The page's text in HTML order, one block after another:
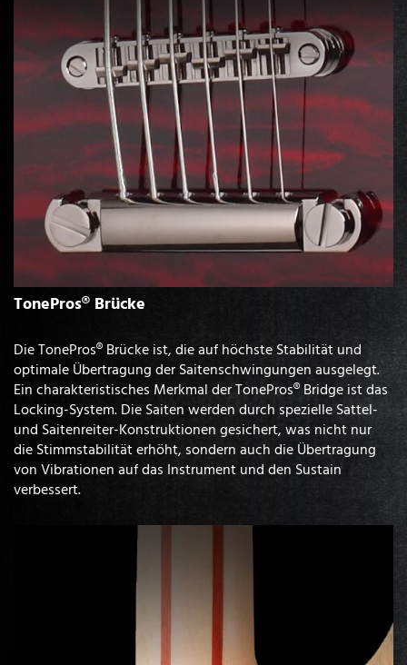
TonePros® Brücke
Die TonePros® Brücke ist, die auf höchste Stabilität und
optimale Übertragung der Saitenschwingungen ausgelegt.
Ein charakteristisches Merkmal der TonePros® Bridge ist das
Locking-System. Die Saiten werden durch spezielle Sattel-
und Saitenreiter-Konstruktionen gesichert, was nicht nur
die Stimmstabilität erhöht, sondern auch die Übertragung
von Vibrationen auf das Instrument und den Sustain
verbessert.